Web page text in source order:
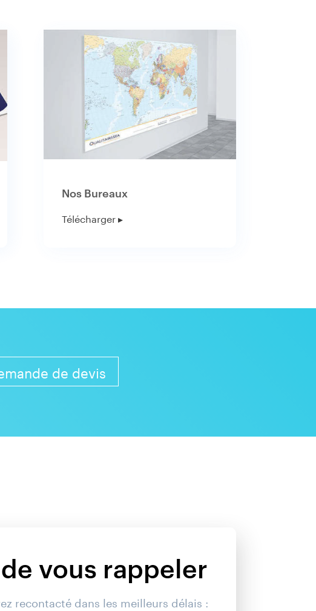
Nos Bureaux
Télécharger ▸
de devis
vous rappeler
recontacté dans les meilleurs délais :